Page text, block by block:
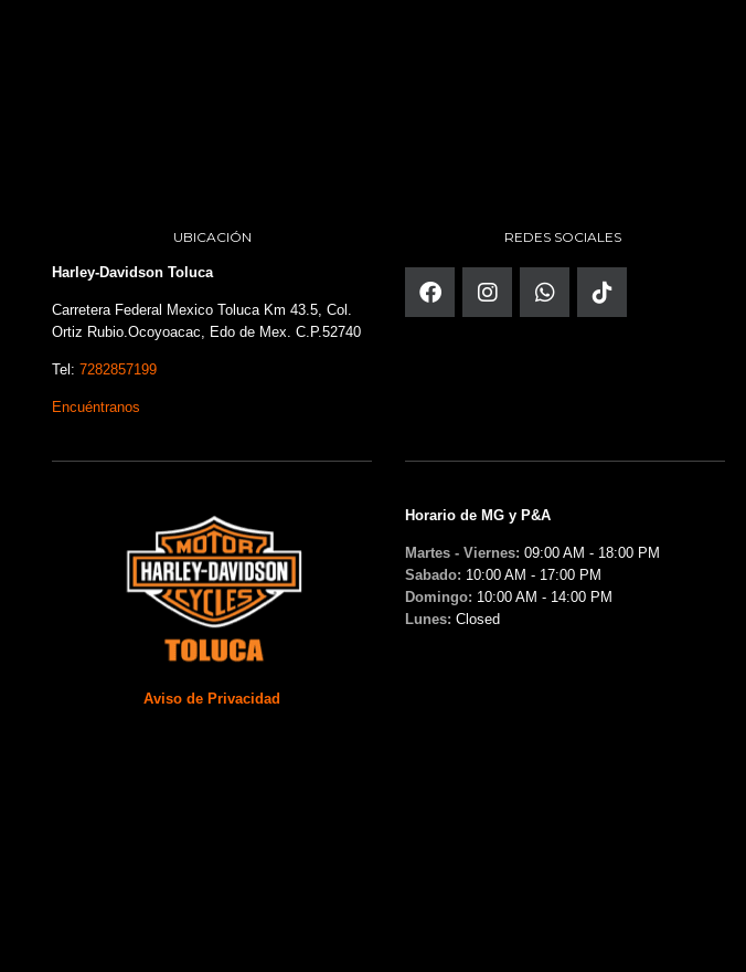
UBICACIÓN
Harley-Davidson Toluca
Carretera Federal Mexico Toluca Km 43.5, Col.
Ortiz Rubio.Ocoyoacac, Edo de Mex. C.P.52740
Tel: 7282857199
Encuéntranos
REDES SOCIALES
Aviso de Privacidad
Horario de MG y P&A
Martes - Viernes: 09:00 AM - 18:00 PM
Sabado: 10:00 AM - 17:00 PM
Domingo: 10:00 AM - 14:00 PM
Lunes: Closed